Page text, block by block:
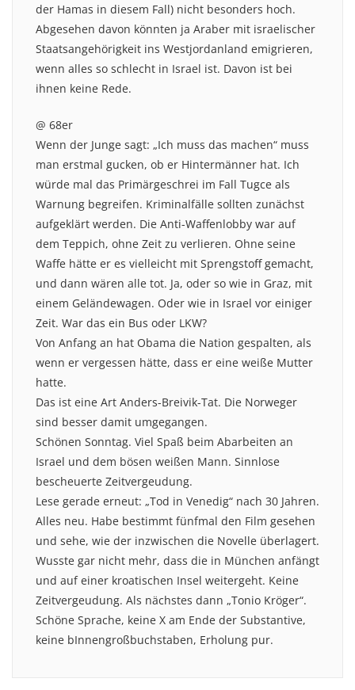
der Hamas in diesem Fall) nicht besonders hoch.
Abgesehen davon könnten ja Araber mit israelischer
Staatsangehörigkeit ins Westjordanland emigrieren,
wenn alles so schlecht in Israel ist. Davon ist bei
ihnen keine Rede.
@ 68er
Wenn der Junge sagt: „Ich muss das machen“ muss
man erstmal gucken, ob er Hintermänner hat. Ich
würde mal das Primärgeschrei im Fall Tugce als
Warnung begreifen. Kriminalfälle sollten zunächst
aufgeklärt werden. Die Anti-Waffenlobby war auf
dem Teppich, ohne Zeit zu verlieren. Ohne seine
Waffe hätte er es vielleicht mit Sprengstoff gemacht,
und dann wären alle tot. Ja, oder so wie in Graz, mit
einem Geländewagen. Oder wie in Israel vor einiger
Zeit. War das ein Bus oder LKW?
Von Anfang an hat Obama die Nation gespalten, als
wenn er vergessen hätte, dass er eine weiße Mutter
hatte.
Das ist eine Art Anders-Breivik-Tat. Die Norweger
sind besser damit umgegangen.
Schönen Sonntag. Viel Spaß beim Abarbeiten an
Israel und dem bösen weißen Mann. Sinnlose
bescheuerte Zeitvergeudung.
Lese gerade erneut: „Tod in Venedig“ nach 30 Jahren.
Alles neu. Habe bestimmt fünfmal den Film gesehen
und sehe, wie der inzwischen die Novelle überlagert.
Wusste gar nicht mehr, dass die in München anfängt
und auf einer kroatischen Insel weitergeht. Keine
Zeitvergeudung. Als nächstes dann „Tonio Kröger“.
Schöne Sprache, keine X am Ende der Substantive,
keine bInnengroßbuchstaben, Erholung pur.